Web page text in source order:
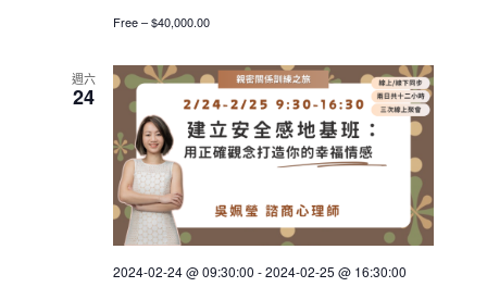
Free – $40,000.00
週六
24
2024-02-24 @ 09:30:00 -2024-02-25 @ 16:30:00